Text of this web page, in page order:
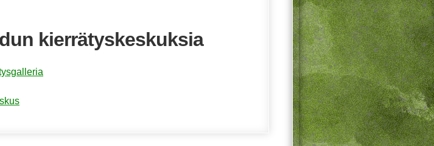
kierrätyskeskuksia